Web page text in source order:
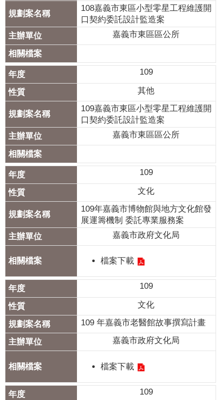
108嘉義市東區小型零星工程維護開
口契約委託設計監造案
嘉義市東區區公所
109
其他
109嘉義市東區小型零星工程維護開
口契約委託設計監造案
嘉義市東區區公所
109
文化
109年嘉義市博物館與地方文化館發
展運籌機制 委託專業服務案
嘉義市政府文化局
檔案下載
109
文化
109 年嘉義市老醫館故事撰寫計畫
嘉義市政府文化局
檔案下載
109